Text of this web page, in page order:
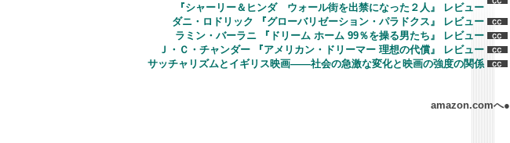
『シャーリー＆ヒンダ ウォール街を出禁になった２人』 レビュー
ダニ・ロドリック 『グローバリゼーション・パラドクス』 レビュー
ラミン・バーラニ 『ドリーム ホーム 99％を操る男たち』 レビュー
Ｊ・Ｃ・チャンダー 『アメリカン・ドリーマー 理想の代償』 レビュー
サッチャリズムとイギリス映画――社会の急激な変化と映画の強度の関係
amazon.comへ●